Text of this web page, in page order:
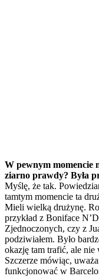
W pewnym momencie
ziarno prawdy? Była
Myślę, że tak.
tamtym momencie ta
Mieli wielką drużynę.
przykład z Boniface
Zjednoczonych, czy z
podziwiałem. Było
okazję tam trafić, ale nie
Szczerze mówiąc,
funkcjonować w